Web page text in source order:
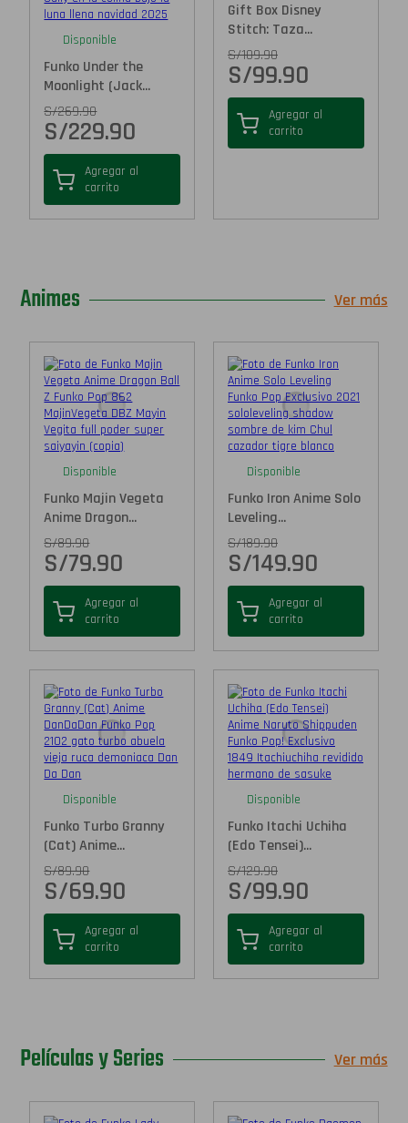
Disponible
Funko Under the
Moonlight (Jack...
S/269.90
S/229.90
Agregar al
carrito
Gift Box Disney
Stitch: Taza...
S/109.90
S/99.90
Agregar al
carrito
Animes Ver más
Disponible
Funko Majin Vegeta
Anime Dragon...
S/89.90
S/79.90
Agregar al
carrito
Disponible
Funko Iron Anime Solo
Leveling...
S/189.90
S/149.90
Agregar al
carrito
Disponible
Funko Turbo Granny
(Cat) Anime...
S/89.90
S/69.90
Agregar al
carrito
Disponible
Funko Itachi Uchiha
(Edo Tensei)...
S/129.90
S/99.90
Agregar al
carrito
Películas y Series Ver más